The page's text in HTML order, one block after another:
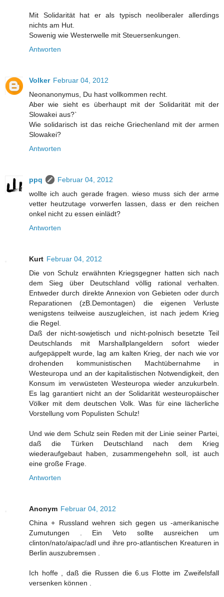
Mit Solidarität hat er als typisch neoliberaler allerdings
nichts am Hut.
Sowenig wie Westerwelle mit Steuersenkungen.
Antworten
Volker Februar 04, 2012
Neonanonymus, Du hast vollkommen recht.
Aber wie sieht es überhaupt mit der Solidarität mit der
Slowakei aus?`
Wie solidarisch ist das reiche Griechenland mit der armen
Slowakei?
Antworten
ppq
Februar 04, 2012
wollte ich auch gerade fragen. wieso muss sich der arme
vetter heutzutage vorwerfen lassen, dass er den reichen
onkel nicht zu essen einlädt?
Antworten
Kurt Februar 04, 2012
Die von Schulz erwähnten Kriegsgegner hatten sich nach
dem Sieg über Deutschland völlig rational verhalten.
Entweder durch direkte Annexion von Gebieten oder durch
Reparationen (zB.Demontagen) die eigenen Verluste
wenigstens teilweise auszugleichen, ist nach jedem Krieg
die Regel.
Daß der nicht-sowjetisch und nicht-polnisch besetzte Teil
Deutschlands mit Marshallplangeldern sofort wieder
aufgepäppelt wurde, lag am kalten Krieg, der nach wie vor
drohenden kommunistischen Machtübernahme in
Westeuropa und an der kapitalistischen Notwendigkeit, den
Konsum im verwüsteten Westeuropa wieder anzukurbeln.
Es lag garantiert nicht an der Solidarität westeuropäischer
Völker mit dem deutschen Volk. Was für eine lächerliche
Vorstellung vom Populisten Schulz!
Und wie dem Schulz sein Reden mit der Linie seiner Partei,
daß die Türken Deutschland nach dem Krieg
wiederaufgebaut haben, zusammengehehn soll, ist auch
eine große Frage.
Antworten
Anonym Februar 04, 2012
China + Russland wehren sich gegen us -amerikanische
Zumutungen . Ein Veto sollte ausreichen um
clinton/nato/aipac/adl und ihre pro-atlantischen Kreaturen in
Berlin auszubremsen .
Ich hoffe , daß die Russen die 6.us Flotte im Zweifelsfall
versenken können .